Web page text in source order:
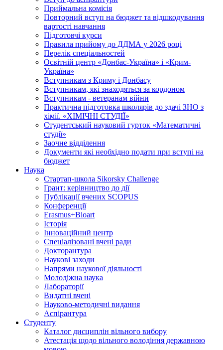
Приймальна комісія
Повторний вступ на бюджет та відшкодування
вартості навчання
Підготовчі курси
Правила прийому до ДДМА у 2026 році
Перелік спеціальностей
Освітній центр «Донбас-Україна» і «Крим-
Україна»
Вступникам з Криму і Донбасу
Вступникам, які знаходяться за кордоном
Вступникам - ветеранам війни
Практична підготовка школярів до здачі ЗНО з
хімії. «ХІМІЧНІ СТУДІЇ»
Студентський науковий гурток «Математичні
студії»
Заочне відділення
Документи які необхідно подати при вступі на
бюджет
Наука
Стартап-школа Sikorsky Challenge
Грант: керівництво до дії
Публікації вчених SCOPUS
Конференції
Erasmus+Bioart
Історія
Інноваційний центр
Спеціалізовані вчені ради
Докторантура
Наукові заходи
Напрями наукової діяльності
Молодіжна наука
Лабораторії
Видатні вчені
Науково-методичні видання
Аспірантура
Студенту
Каталог дисциплін вільного вибору
Атестація щодо вільного володіння державною